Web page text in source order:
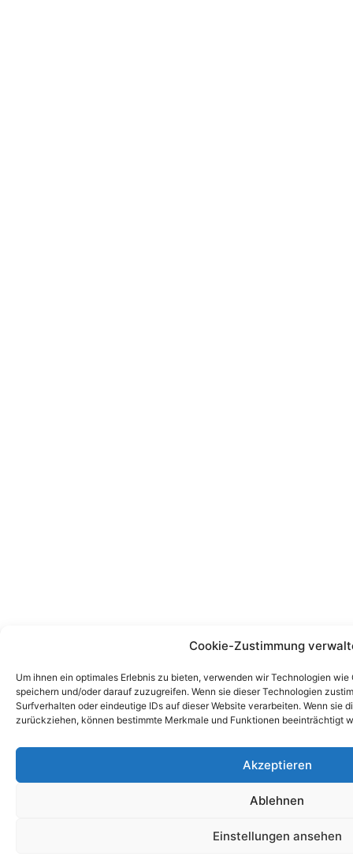
Cookie-Zustimmung
Um ihnen ein optimales Erlebnis zu bieten, verwenden wir Technologien
speichern und/oder darauf zuzugreifen. Wenn sie dieser Technologien
Surfverhalten oder eindeutige IDs auf dieser Website verarbeiten. Wenn sie
zurückziehen, können bestimmte Merkmale und Funktionen beeinträchtigt
Akzeptieren
Ablehnen
Einstellungen ansehen